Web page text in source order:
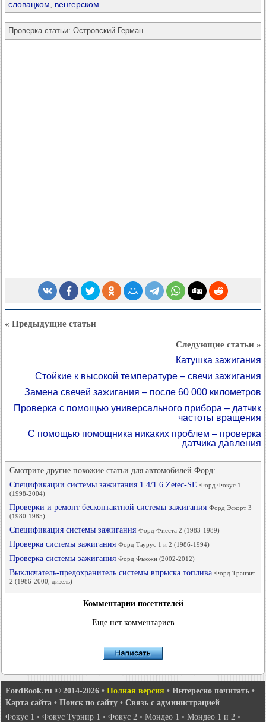
словацком
венгерском
Проверка статьи: Островский Герман
« Предыдущие статьи
Следующие статьи »
Катушка зажигания
Стойкие к высокой температуре – свечи зажигания
Замена свечей зажигания – после 60 000 километров
Проверка с помощью универсального прибора – датчик
частоты вращения
С помощью помощника никаких проблем – проверка
датчика давления
Смотрите другие похожие статьи для автомобилей Форд:
Спецификации системы зажигания 1.4/1.6 Zetec-SE Форд Фокус 1
(1998-2004)
Проверки и ремонт бесконтактной системы зажигания Форд Эскорт 3
(1980-1985)
Спецификация системы зажигания Форд Фиеста 2 (1983-1989)
Проверка системы зажигания Форд Таурус 1 и 2 (1986-1994)
Проверка системы зажигания Форд Фьюжн (2002-2012)
Выключатель-предохранитель системы впрыска топлива Форд Транзит
2 (1986-2000, дизель)
Комментарии посетителей
Еще нет комментариев
FordBook.ru © 2014-2026 • Полная версия • Интересно почитать •
Карта сайта • Поиск по сайту • Связь с администрацией
Фокус 1 • Фокус Турнир 1 • Фокус 2 • Мондео 1 • Мондео 1 и 2 •